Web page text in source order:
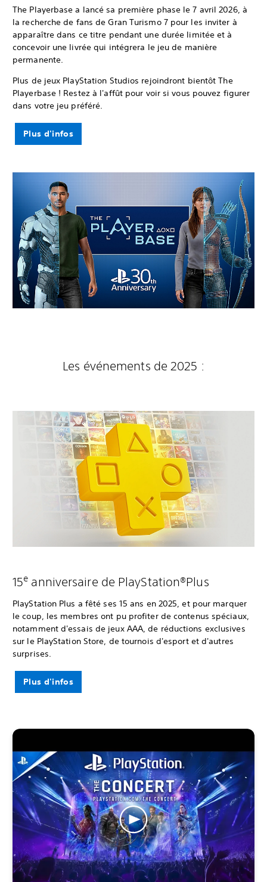
The Playerbase a lancé sa première phase le 7 avril 2026, à
la recherche de fans de Gran Turismo 7 pour les inviter à
apparaître dans ce titre pendant une durée limitée et à
concevoir une livrée qui intégrera le jeu de manière
permanente.
Plus de jeux PlayStation Studios rejoindront bientôt The
Playerbase ! Restez à l'affût pour voir si vous pouvez figurer
dans votre jeu préféré.
Plus d'infos
Les événements de 2025 :
15e anniversaire de PlayStation®Plus
PlayStation Plus a fêté ses 15 ans en 2025, et pour marquer
le coup, les membres ont pu profiter de contenus spéciaux,
notamment d'essais de jeux AAA, de réductions exclusives
sur le PlayStation Store, de tournois d'esport et d'autres
surprises.
Plus d'infos